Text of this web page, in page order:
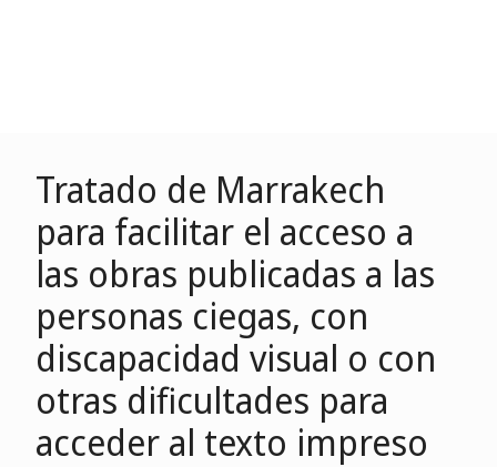
Tratado de Marrakech
para facilitar el acceso a
las obras publicadas a las
personas ciegas, con
discapacidad visual o con
otras dificultades para
acceder al texto impreso